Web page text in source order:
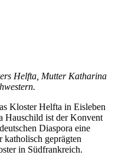
Helfta, Mutter Katharina
Kloster Helfta in Eisleben
Hauschild ist der Konvent
Diaspora eine
katholisch geprägten
in Südfrankreich.